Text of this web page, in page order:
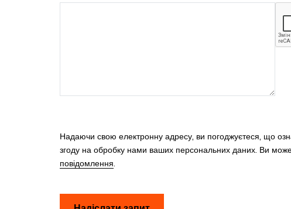
Надаючи свою електронну адресу, ви погоджуєтеся, що
згоду на обробку нами ваших персональних даних. Ви
повідомлення